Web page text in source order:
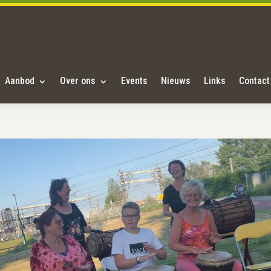
Aanbod Over ons Events Nieuws Links Contact